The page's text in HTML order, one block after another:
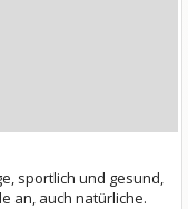
sportlich und gesund,
an, auch natürliche.